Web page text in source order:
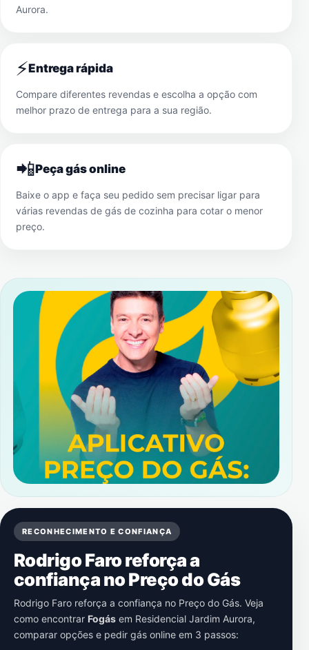
Aurora.
⚡Entrega rápida
Compare diferentes revendas e escolha a opção com
melhor prazo de entrega para a sua região.
📲Peça gás online
Baixe o app e faça seu pedido sem precisar ligar para
várias revendas de gás de cozinha para cotar o menor
preço.
RECONHECIMENTO E CONFIANÇA
Rodrigo Faro reforça a
confiança no Preço do Gás
Rodrigo Faro reforça a confiança no Preço do Gás. Veja
como encontrar Fogás em Residencial Jardim Aurora,
comparar opções e pedir gás online em 3 passos: